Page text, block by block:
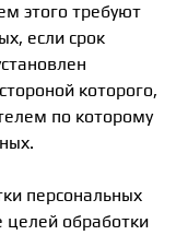
этого требуют
если срок
которого,
по которому
персональных
обработки